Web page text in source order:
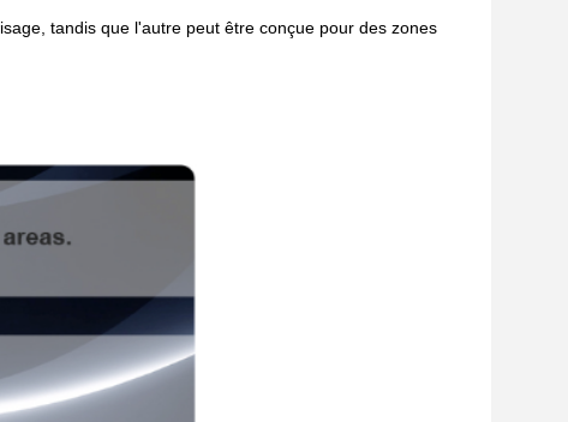
tandis que l'autre peut être conçue pour des zones